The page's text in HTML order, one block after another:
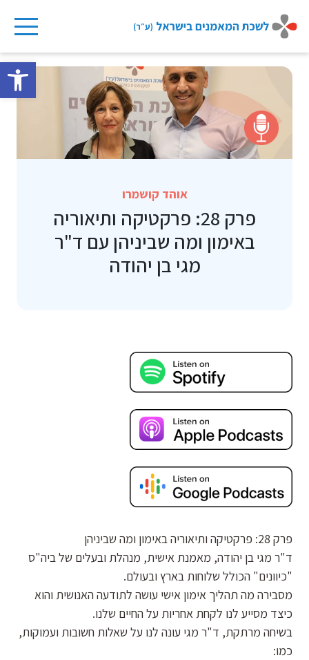
to
content
אוהד קושמרו
פרק 28: פרקטיקה ותיאוריה
באימון ומה שביניהן עם ד"ר
מגי בן יהודה
פרק 28: פרקטיקה ותיאוריה באימון ומה שביניהן
ד"ר מגי בן יהודה, מאמנת אישית, מנהלת ובעלים של ביה"ס
"כיוונים" הכולל שלוחות בארץ ובעולם.
מסבירה מה תהליך אימון אישי עושה לתודעה האנושית והוא
כיצד מסייע לנו לקחת אחריות על החיים שלנו.
בשיחה מרתקת, ד"ר מגי עונה לנו על שאלות חשובות ועמוקות,
כמו: